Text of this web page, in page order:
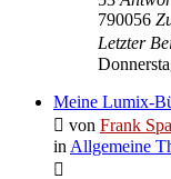
790056
Letzter
Meine Lumix-
von Frank
in Allgemeine